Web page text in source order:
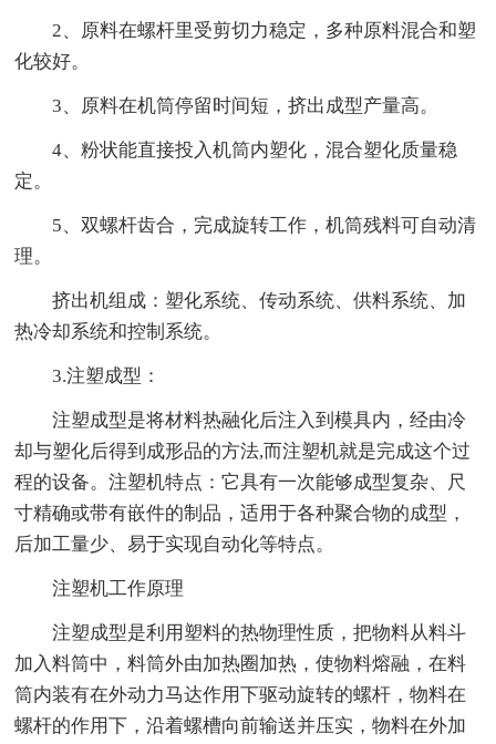
2、原料在螺杆里受剪切力稳定，多种原料混合和塑
化较好。
3、原料在机筒停留时间短，挤出成型产量高。
4、粉状能直接投入机筒内塑化，混合塑化质量稳
定。
5、双螺杆齿合，完成旋转工作，机筒残料可自动清
理。
挤出机组成：塑化系统、传动系统、供料系统、加
热冷却系统和控制系统。
3.注塑成型：
注塑成型是将材料热融化后注入到模具内，经由冷
却与塑化后得到成形品的方法,而注塑机就是完成这个过
程的设备。注塑机特点：它具有一次能够成型复杂、尺
寸精确或带有嵌件的制品，适用于各种聚合物的成型，
后加工量少、易于实现自动化等特点。
注塑机工作原理
注塑成型是利用塑料的热物理性质，把物料从料斗
加入料筒中，料筒外由加热圈加热，使物料熔融，在料
筒内装有在外动力马达作用下驱动旋转的螺杆，物料在
螺杆的作用下，沿着螺槽向前输送并压实，物料在外加